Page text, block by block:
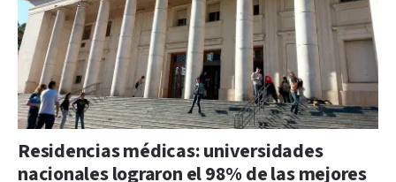
Residencias médicas: universidades
nacionales lograron el 98% de las mejores